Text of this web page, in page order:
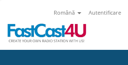
Română Autentificare